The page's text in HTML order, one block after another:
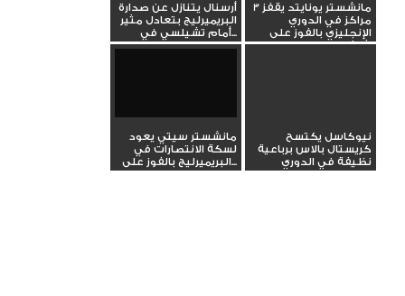
مانشستر يونايتد يقفز 3
مراكز في الدوري
الإنجليزي بالفوز على
شيفيلد
أرسنال يتنازل عن صدارة
البريميرليج بتعادل مثير
أمام تشيلسي في...
نيوكاسل يكتسح
كريستال بالاس برباعية
نظيفة في الدوري
مانشستر سيتي يعود
لسكة الانتصارات في
البريميرليج بالفوز على...